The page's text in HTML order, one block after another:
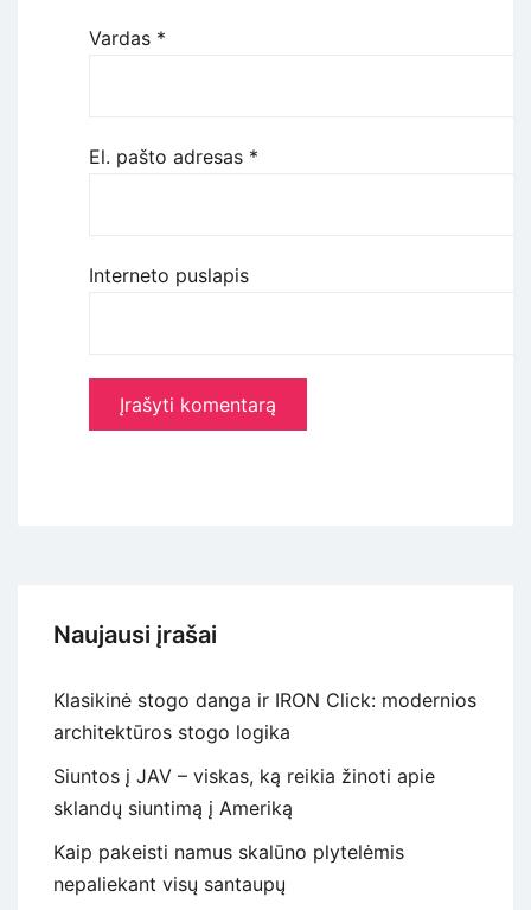
Vardas *
El. pašto adresas *
Interneto puslapis
Naujausi įrašai
Klasikinė stogo danga ir IRON Click: modernios
architektūros stogo logika
Siuntos į JAV – viskas, ką reikia žinoti apie
sklandų siuntimą į Ameriką
Kaip pakeisti namus skalūno plytelėmis
nepaliekant visų santaupų